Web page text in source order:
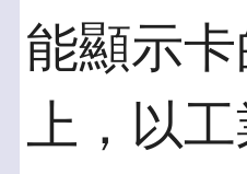
能顯示
上，以